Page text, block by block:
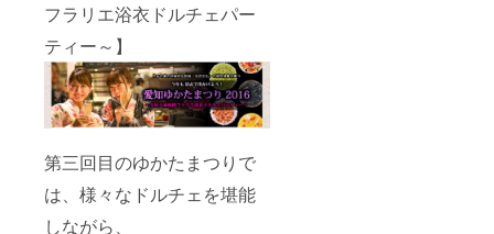
フラリエ浴衣ドルチェパー
ティー～】
第三回目のゆかたまつりで
は、様々なドルチェを堪能
しながら、